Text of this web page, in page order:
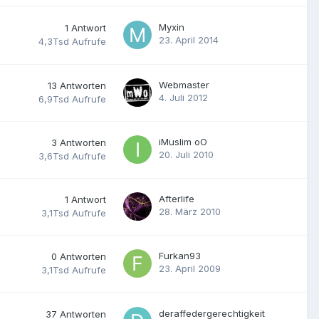
1 Antwort
4,3Tsd Aufrufe
Myxin
23. April 2014
13 Antworten
6,9Tsd Aufrufe
Webmaster
4. Juli 2012
3 Antworten
3,6Tsd Aufrufe
iMuslim oO
20. Juli 2010
1 Antwort
3,1Tsd Aufrufe
Afterlife
28. März 2010
0 Antworten
3,1Tsd Aufrufe
Furkan93
23. April 2009
37 Antworten
deraffedergerechtigkeit